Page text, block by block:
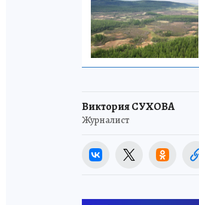
Виктория СУХОВА
Журналист